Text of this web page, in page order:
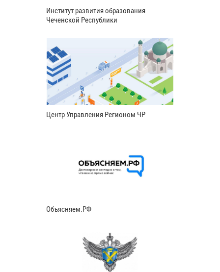
Институт развития образования
Чеченской Республики
Центр Управления Регионом ЧР
Объясняем.РФ